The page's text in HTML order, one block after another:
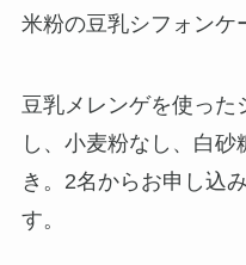
米粉の豆乳シフォンケ
豆乳メレンゲを使った
し、小麦粉なし、白
き。2名からお申し込
す。